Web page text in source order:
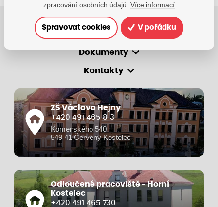
O škole
Dokumenty
Kontakty
ZŠ Václava Hejny
+420 491 465 813
Komenského 540
549 41 Červený Kostelec
Odloučené pracoviště - Horní
Kostelec
+420 491 465 730
zpracování osobních údajů. Více informací
Spravovat cookies V pořádku